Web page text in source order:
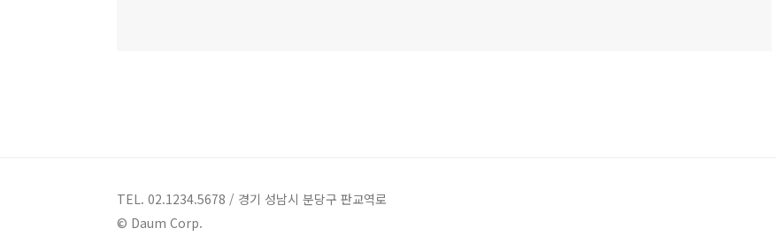
TEL. 02.1234.5678 / 경기 성남시 분당구 판교역로
© Daum Corp.